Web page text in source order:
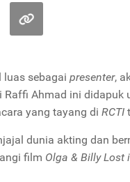
luas sebagai presenter,
Raffi Ahmad ini didapuk
yang tayang di RCTI
dunia akting dan
film Olga & Billy Lost